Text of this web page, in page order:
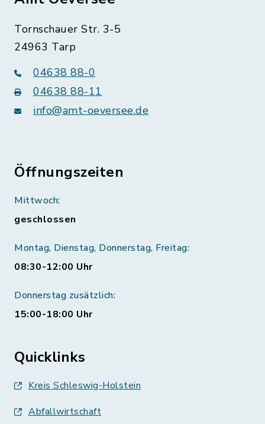
Tornschauer Str. 3-5
24963 Tarp
04638 88-0
04638 88-11
info@amt-oeversee.de
Öffnungszeiten
Mittwoch:
geschlossen
Montag, Dienstag, Donnerstag, Freitag:
08:30-12:00 Uhr
Donnerstag zusätzlich:
15:00-18:00 Uhr
Quicklinks
Kreis Schleswig-Holstein
Abfallwirtschaft